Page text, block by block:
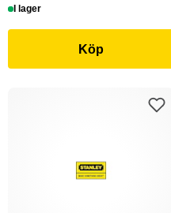
I lager
Köp